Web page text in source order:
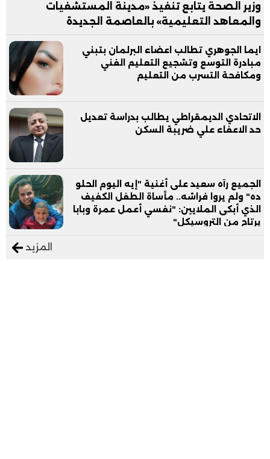
وزير الصحة يتابع تنفيذ «مدينة المستشفيات
والمعاهد التعليمية» بالعاصمة الجديدة
ايما الجوهري تطالب اعضاء البرلمان بتبني
مبادرة التوسع وتشجيع التعليم الفني
ومكافحة التسرب من التعليم
الاتحادي الديمقراطي يطالب بدراسة تعديل
حد الاعفاء علي ضريبة السكن
الجميع رآه سعيد على أغنية "إيه اليوم الحلو
ده" ولم يروا فراشه.. مأساة الطفل الكفيف
الذي أبكى الملايين: "نفسي أعمل عمرة وبابا
يرتاح من التروسيكل"
المزيد